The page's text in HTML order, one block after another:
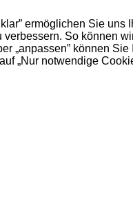
ermöglichen Sie
So können
„anpassen” können
„Nur notwendige